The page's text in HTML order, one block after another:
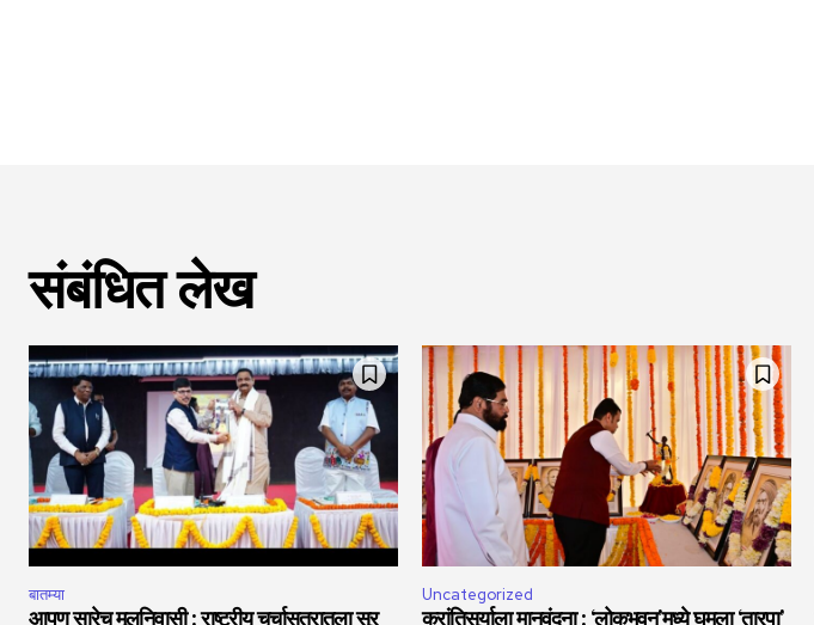
संबंधित लेख
बातम्या
आपण सारेच मूलनिवासी : राष्ट्रीय चर्चासत्रातला सूर
Uncategorized
क्रांतिसूर्याला मानवंदना : ‘लोकभवन’मध्ये घुमला ‘तारपा’